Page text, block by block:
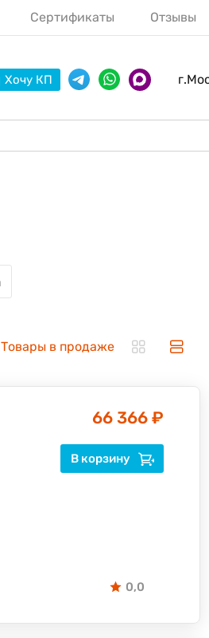
Сертификаты Отзывы
Хочу КП
Товары в продаже
66 366 ₽
В корзину
0,0